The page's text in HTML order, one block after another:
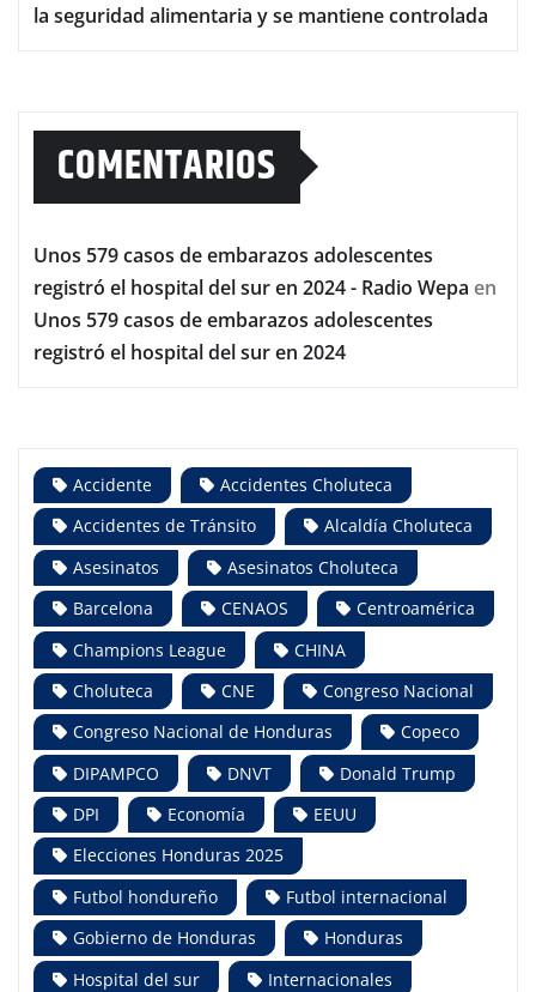
la seguridad alimentaria y se mantiene controlada
COMENTARIOS
Unos 579 casos de embarazos adolescentes
registró el hospital del sur en 2024 - Radio Wepa en
Unos 579 casos de embarazos adolescentes
registró el hospital del sur en 2024
Accidente
Accidentes Choluteca
Accidentes de Tránsito
Alcaldía Choluteca
Asesinatos
Asesinatos Choluteca
Barcelona
CENAOS
Centroamérica
Champions League
CHINA
Choluteca
CNE
Congreso Nacional
Congreso Nacional de Honduras
Copeco
DIPAMPCO
DNVT
Donald Trump
DPI
Economía
EEUU
Elecciones Honduras 2025
Futbol hondureño
Futbol internacional
Gobierno de Honduras
Honduras
Hospital del sur
Internacionales